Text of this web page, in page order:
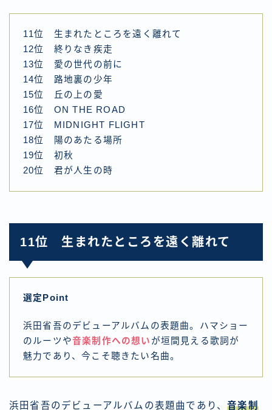
11位 生まれたところを遠く離れて
12位 終りなき疾走
13位 愛の世代の前に
14位 路地裏の少年
15位 丘の上の愛
16位 ON THE ROAD
17位 MIDNIGHT FLIGHT
18位 陽のあたる場所
19位 初秋
20位 君が人生の時
11位 生まれたところを遠く離れて
選定Point
浜田省吾のデビューアルバムの表題曲。ハマショー
のルーツや音楽制作への想い が垣間見える歌詞が
魅力であり、今こそ聴きたい名曲。
浜田省吾のデビューアルバムの表題曲であり、音楽制